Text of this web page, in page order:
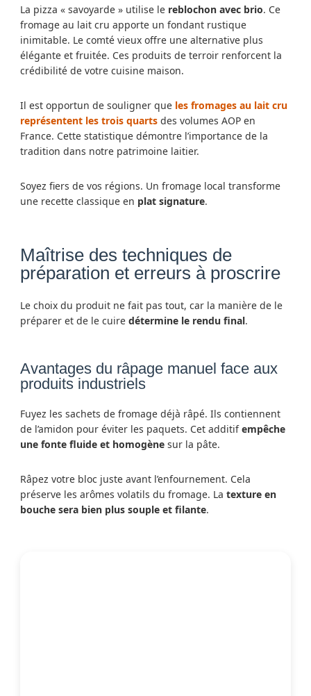
La pizza « savoyarde » utilise le reblochon avec brio. Ce
fromage au lait cru apporte un fondant rustique
inimitable. Le comté vieux offre une alternative plus
élégante et fruitée. Ces produits de terroir renforcent la
crédibilité de votre cuisine maison.
Il est opportun de souligner que les fromages au lait cru
représentent les trois quartsdes volumes AOP en
France. Cette statistique démontre l’importance de la
tradition dans notre patrimoine laitier.
Soyez fiers de vos régions. Un fromage local transforme
une recette classique en plat signature.
Maîtrise des techniques de
préparation et erreurs à proscrire
Le choix du produit ne fait pas tout, car la manière de le
préparer et de le cuire détermine le rendu final.
Avantages du râpage manuel face aux
produits industriels
Fuyez les sachets de fromage déjà râpé. Ils contiennent
de l’amidon pour éviter les paquets. Cet additifempêche
une fonte fluide et homogènesur la pâte.
Râpez votre bloc juste avant l’enfournement. Cela
préserve les arômes volatils du fromage. La texture en
bouche sera bien plus souple et filante.